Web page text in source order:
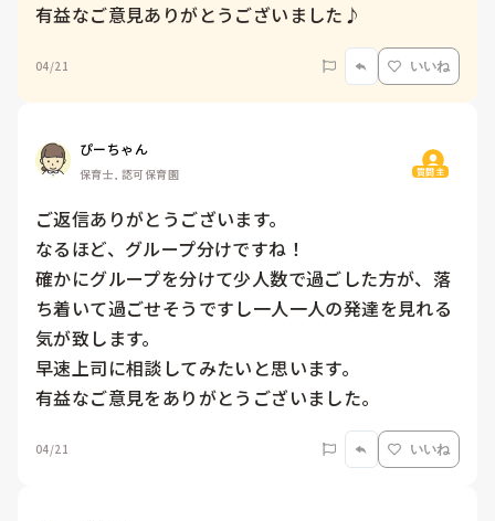
有益なご意見ありがとうございました♪
04/21 いいね
ぴーちゃん
保育士, 認可保育園 質問主
ご返信ありがとうございます。
なるほど、グループ分けですね！
確かにグループを分けて少人数で過ごした方が、落
ち着いて過ごせそうですし一人一人の発達を見れる
気が致します。
早速上司に相談してみたいと思います。
有益なご意見をありがとうございました。
04/21 いいね